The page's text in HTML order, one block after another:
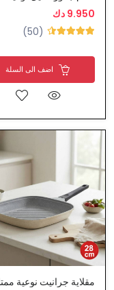
9.950 دك
(50)
اضف الى السلة
مقلاية جرانيت نوعية